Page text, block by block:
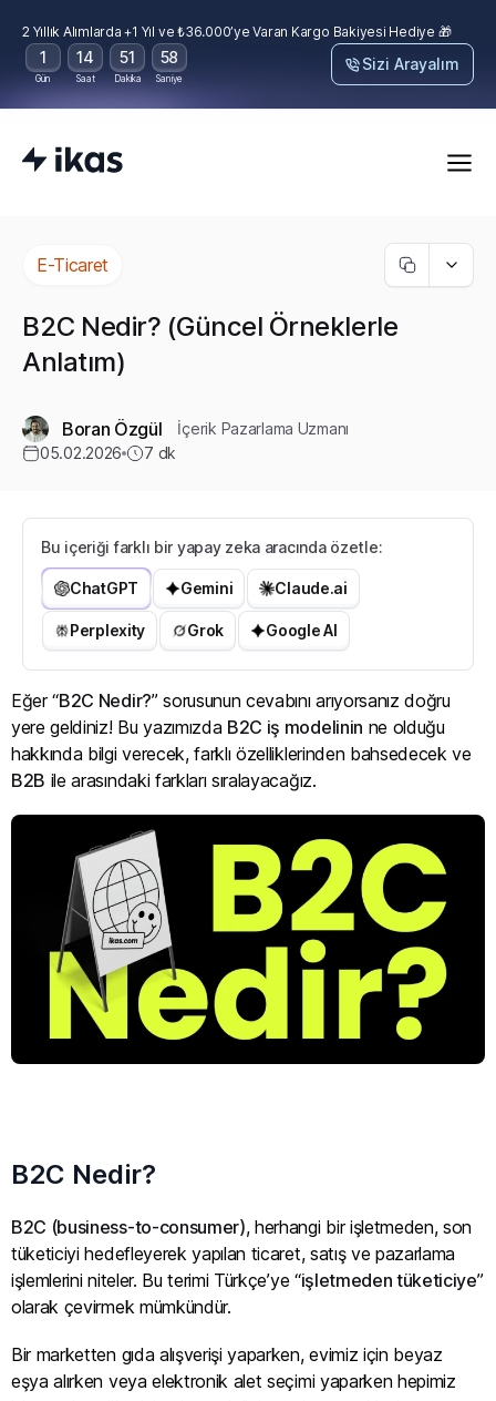
2 Yıllık Alımlarda +1 Yıl ve ₺36.000’ye Varan Kargo Bakiyesi Hediye 🎁
1
Gün
14
Saat
51
Dakika
57
Saniye
Sizi Arayalım
E-Ticaret
B2C Nedir? (Güncel Örneklerle
Anlatım)
Boran Özgül
İçerik Pazarlama Uzmanı
05.02.2026
7 dk
Bu içeriği farklı bir yapay zeka aracında özetle:
ChatGPT Gemini Claude.ai
Perplexity Grok Google AI
Eğer “B2C Nedir?” sorusunun cevabını arıyorsanız doğru
yere geldiniz! Bu yazımızda B2C iş modelinin ne olduğu
hakkında bilgi verecek, farklı özelliklerinden bahsedecek ve
B2B ile arasındaki farkları sıralayacağız.
B2C Nedir?
B2C (business-to-consumer), herhangi bir işletmeden, son
tüketiciyi hedefleyerek yapılan ticaret, satış ve pazarlama
işlemlerini niteler. Bu terimi Türkçe’ye “işletmeden tüketiciye”
olarak çevirmek mümkündür.
Bir marketten gıda alışverişi yaparken, evimiz için beyaz
eşya alırken veya elektronik alet seçimi yaparken hepimiz